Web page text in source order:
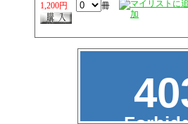
1,200円 冊